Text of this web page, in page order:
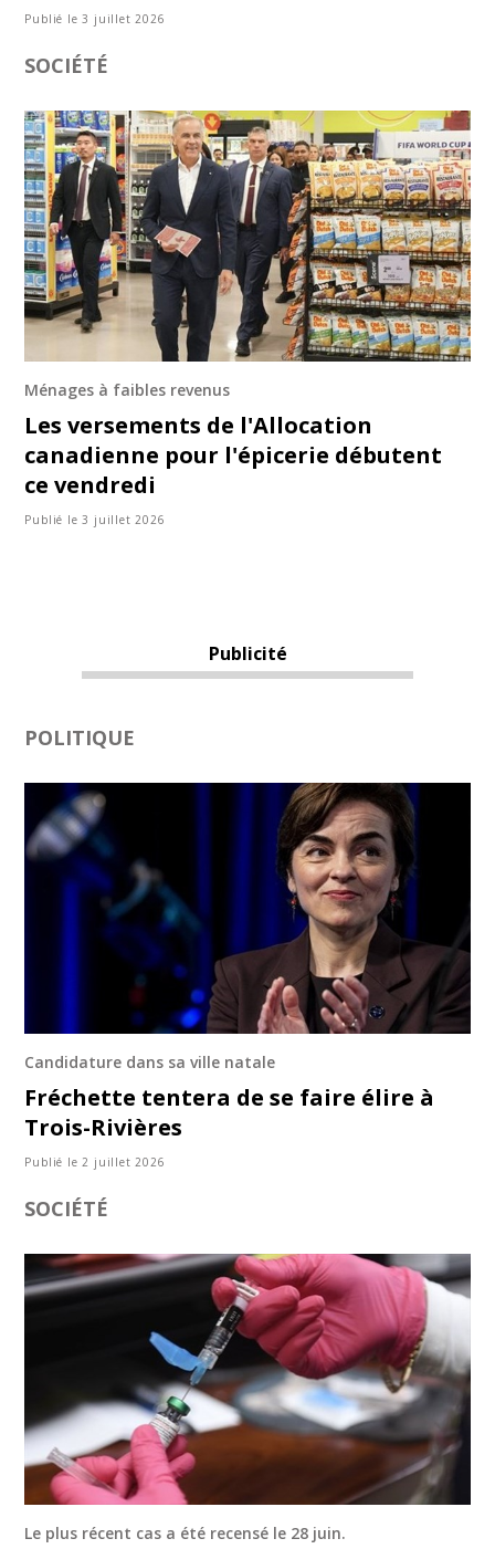
Publié le 3 juillet 2026
SOCIÉTÉ
Ménages à faibles revenus
Les versements de l'Allocation
canadienne pour l'épicerie débutent
ce vendredi
Publié le 3 juillet 2026
Publicité
POLITIQUE
Candidature dans sa ville natale
Fréchette tentera de se faire élire à
Trois-Rivières
Publié le 2 juillet 2026
SOCIÉTÉ
Le plus récent cas a été recensé le 28 juin.